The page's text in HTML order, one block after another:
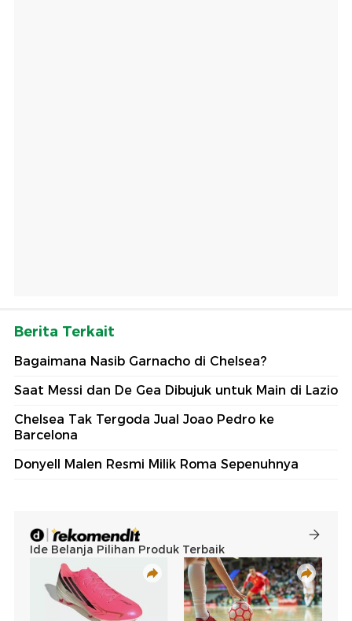
Berita Terkait
Bagaimana Nasib Garnacho di Chelsea?
Saat Messi dan De Gea Dibujuk untuk Main di Lazio
Chelsea Tak Tergoda Jual Joao Pedro ke
Barcelona
Donyell Malen Resmi Milik Roma Sepenuhnya